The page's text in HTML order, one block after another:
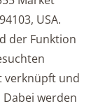
USA.
der Funktion
verknüpft und
werden